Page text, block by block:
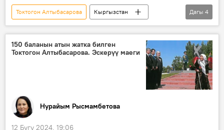
Токтогон Алтыбасарова
Кыргызстан
Ысык-Көл
Россия
эстелик
ачылыш
Дагы 4
150 баланын атын жатка билген
Токтогон Алтыбасарова. Эскерүү маеги
Нурайым Рысмамбетова
12 Бугу 2024, 19:06